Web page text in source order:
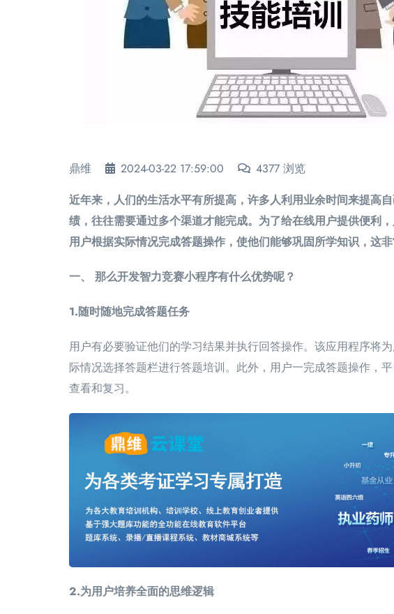
鼎维 2024-03-22 17:59:00
4377 浏览
近年来，人们的生活水平有所提高，许多人利用业余时间来提高
绩，往往需要通过多个渠道才能完成。为了给在线用户提供便利
用户根据实际情况完成答题操作，使他们能够巩固所学知识，这非
一、 那么开发智力竞赛小程序有什么优势呢？
1.随时随地完成答题任务
用户有必要验证他们的学习结果并执行回答操作。该应用程序将
际情况选择答题栏进行答题培训。此外，用户一完成答题操作，
查看和复习。
2.为用户培养全面的思维逻辑